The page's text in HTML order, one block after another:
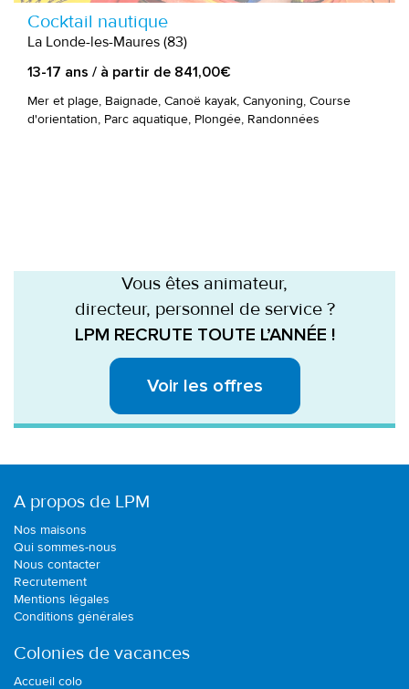
Cocktail nautique
La Londe-les-Maures (83)
13-17 ans / à partir de 841,00€
Mer et plage, Baignade, Canoë kayak, Canyoning, Course
d'orientation, Parc aquatique, Plongée, Randonnées
Vous êtes animateur,
directeur, personnel de service ?
LPM RECRUTE TOUTE L’ANNÉE !
Voir les offres
A propos de LPM
Nos maisons
Qui sommes-nous
Nous contacter
Recrutement
Mentions légales
Conditions générales
Colonies de vacances
Accueil colo